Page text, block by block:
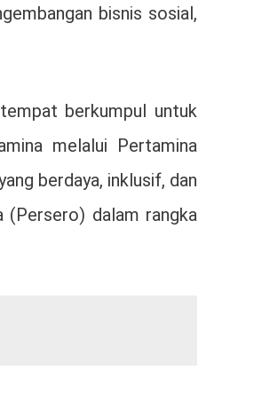
bisnis sosial,
berkumpul untuk
melalui Pertamina
berdaya, inklusif, dan
(Persero) dalam rangka